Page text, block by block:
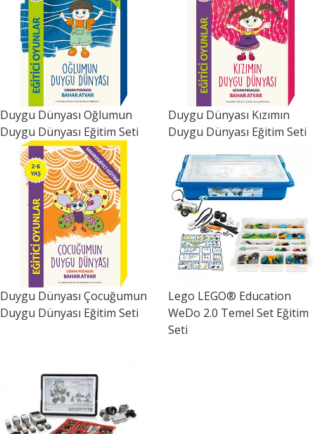
Duygu Dünyası Oğlumun
Duygu Dünyası Eğitim Seti
Duygu Dünyası Kızımın
Duygu Dünyası Eğitim Seti
Duygu Dünyası Çocuğumun
Duygu Dünyası Eğitim Seti
Lego LEGO® Education
WeDo 2.0 Temel Set Eğitim
Seti